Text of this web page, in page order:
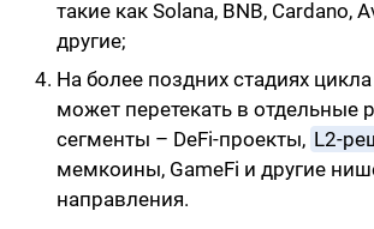
такие как Solana, BNB, Cardano,
другие;
На более поздних стадиях
может перетекать в отдельные
сегменты – DeFi-проекты, L2-
мемкоины, GameFi и другие
направления.